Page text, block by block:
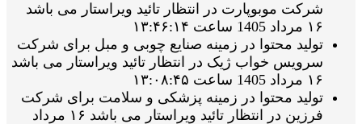
شرکت موبوپارت در انتظار تائید ویراستار می باشد
۱۶ مرداد 1405 ساعت ۱۳:۴۶:۱۴
تولید محتوا در زمینه صنایع چوبی و مبل برای شرکت
سرویس خواب ژیک در انتظار تائید ویراستار می باشد
۱۶ مرداد 1405 ساعت ۱۳:۰۸:۴۵
تولید محتوا در زمینه پزشکی و سلامت برای شرکت
فرزین در انتظار تائید ویراستار می باشد ۱۶ مرداد